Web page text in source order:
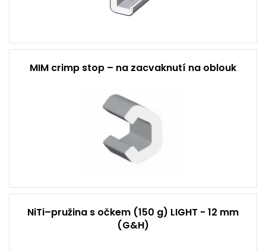
MIM crimp stop – na zacvaknutí na oblouk
NiTi–pružina s očkem (150 g) LIGHT - 12 mm
(G&H)